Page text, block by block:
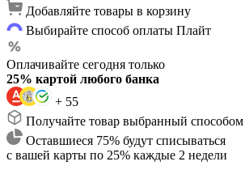
Добавляйте товары в корзину
Выбирайте способ оплаты Плайт
Оплачивайте сегодня только
25% картой любого банка
+ 55
Получайте товар выбранный способом
Оставшиеся 75% будут списываться
с вашей карты по 25% каждые 2 недели